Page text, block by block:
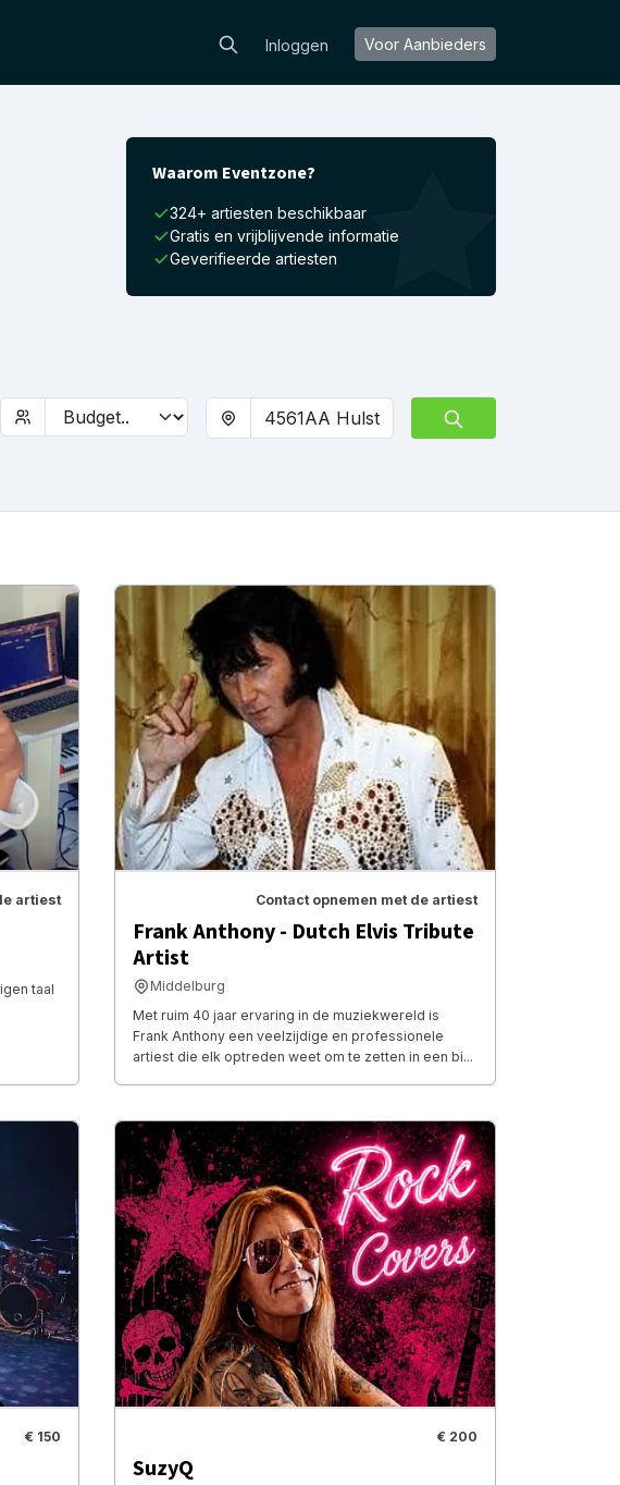
Inloggen Voor Aanbieders
Waarom Eventzone?
324+ artiesten beschikbaar
Gratis en vrijblijvende informatie
Geverifieerde artiesten
artiest
taal
Contact opnemen met de artiest
Frank Anthony - Dutch Elvis Tribute
Artist
Middelburg
Met ruim 40 jaar ervaring in de muziekwereld is
Frank Anthony een veelzijdige en professionele
artiest die elk optreden weet om te zetten in een bi...
€ 150 € 200
SuzyQ